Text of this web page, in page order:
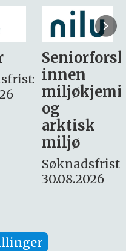
søker
– fast
Søknadsfrist:
16. august.